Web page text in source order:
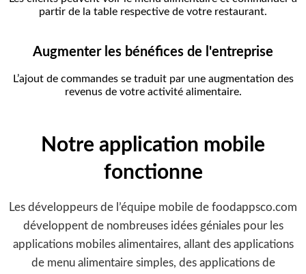
partir de la table respective de votre restaurant.
Augmenter les bénéfices de l'entreprise
L’ajout de commandes se traduit par une augmentation des
revenus de votre activité alimentaire.
Notre application mobile
fonctionne
Les développeurs de l’équipe mobile de foodappsco.com
développent de nombreuses idées géniales pour les
applications mobiles alimentaires, allant des applications
de menu alimentaire simples, des applications de